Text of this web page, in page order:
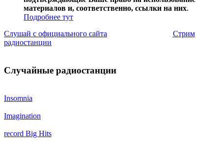
материалов и, соответственно, ссылки на них.
Подробнее тут
Слушай с официального сайта
Стрим
радиостанции
Случайные радиостанции
Insomnia
Imagination
record Big Hits